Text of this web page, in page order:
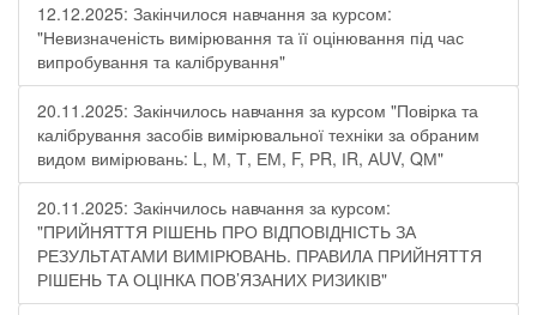
12.12.2025: Закінчилося навчання за курсом:
"Невизначеність вимірювання та її оцінювання під час
випробування та калібрування"
20.11.2025: Закінчилось навчання за курсом "Повірка та
калібрування засобів вимірювальної техніки за обраним
видом вимірювань: L, М, Т, ЕМ, F, РR, ІR, АUV, QМ"
20.11.2025: Закінчилось навчання за курсом:
"ПРИЙНЯТТЯ РІШЕНЬ ПРО ВІДПОВІДНІСТЬ ЗА
РЕЗУЛЬТАТАМИ ВИМІРЮВАНЬ. ПРАВИЛА ПРИЙНЯТТЯ
РІШЕНЬ ТА ОЦІНКА ПОВ’ЯЗАНИХ РИЗИКІВ"